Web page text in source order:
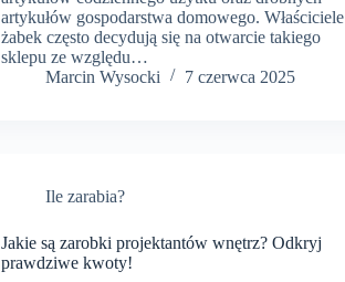
artykułów gospodarstwa domowego. Właściciele
żabek często decydują się na otwarcie takiego
sklepu ze względu…
Marcin Wysocki
7 czerwca 2025
Ile zarabia?
Jakie są zarobki projektantów wnętrz? Odkryj
prawdziwe kwoty!